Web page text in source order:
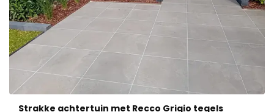
Strakke achtertuin met Recco Grigio tegels